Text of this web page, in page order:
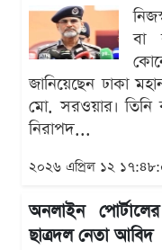
বা
জানিয়েছেন ঢাকা
মো. সরওয়ার। তিনি
নিরাপদ...
২০২৬ এপ্রিল ১২
অনলাইন
ছাত্রদল নেতা আবিদ